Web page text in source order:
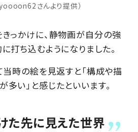
さんより提供）
っかけに、静物画が自分の強
打ち込むようになりました。
時の絵を見返すと「構成や描
い」と感じたといいます。
た先に見えた世界